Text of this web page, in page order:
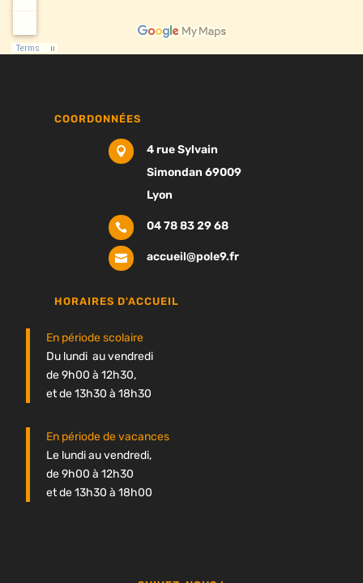
COORDONNÉES

4 rue Sylvain
Simondan 69009
Lyon
 04 78 83 29 68
 accueil@pole9.fr
HORAIRES D'ACCUEIL
En période scolaire
Du lundi au vendredi
de 9h00 à 12h30,
et de 13h30 à 18h30
En période de vacances
Le lundi au vendredi,
de 9h00 à 12h30
et de 13h30 à 18h00